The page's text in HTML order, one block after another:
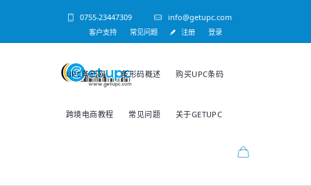
0755-23447309 info@getupc.com
客户支持 常见问题 注册 登录
UPC条码网 条形码概述 购买UPC条码
跨境电商教程 常见问题 关于GETUPC